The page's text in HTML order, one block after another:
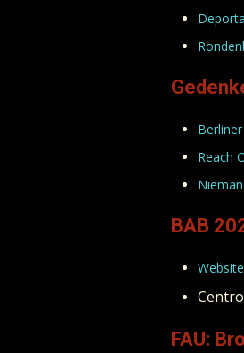
Reach
BAB
Website
FAU: